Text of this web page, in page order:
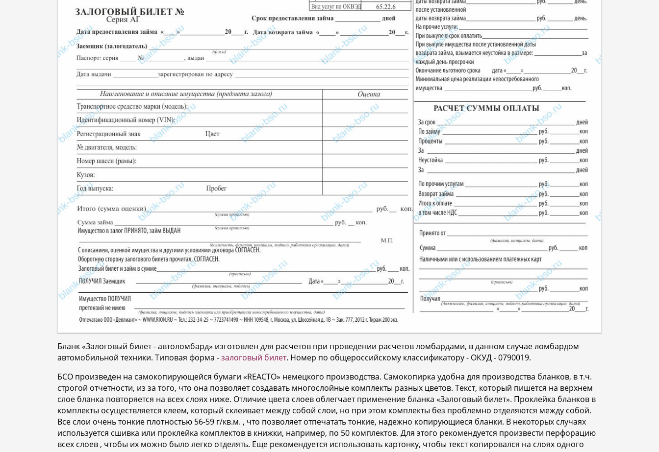
Бланк «Залоговый билет - автоломбард» изготовлен для расчетов при проведении расчетов ломбардами, в данном случае ломбардом
автомобильной техники. Типовая форма -залоговый билет. Номер по общероссийскому классификатору - ОКУД - 0790019.
БСО произведен на самокопирующейся бумаги «REACTO» немецкого производства. Самокопирка удобна для производства бланков, в т.ч.
строгой отчетности, из за того, что она позволяет создавать многослойные комплекты разных цветов. Текст, который пишется на верхнем
слое бланка повторяется на всех слоях ниже. Отличие цвета слоев облегчает применение бланка «Залоговый билет». Проклейка бланков в
комплекты осуществляется клеем, который склеивает между собой слои, но при этом комплекты без проблемно отделяются между собой.
Все слои очень тонкие плотностью 56-59 г/кв.м. , что позволяет отпечатать тонкие, надежно копирующиеся бланки. В некоторых случаях
используется сшивка или проклейка комплектов в книжки, например, по 50 комплектов. Для этого рекомендуется произвести перфорацию
всех слоев , чтобы их можно было легко отделять. Еще рекомендуется использовать картонку, чтобы текст копировался на слоях одного